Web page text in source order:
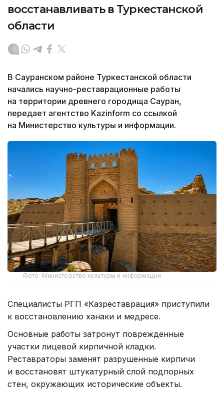
восстанавливать в Туркестанской
области
В Сауранском районе Туркестанской области
начались научно-реставрационные работы
на территории древнего городища Сауран,
передает агентство Kazinform со ссылкой
на Министерство культуры и информации.
Фото: Министерство культуры и информации
Специалисты РГП «Казреставрация» приступили
к восстановлению ханаки и медресе.
Основные работы затронут поврежденные
участки лицевой кирпичной кладки.
Реставраторы заменят разрушенные кирпичи
и восстановят штукатурный слой подпорных
стен, окружающих исторические объекты.